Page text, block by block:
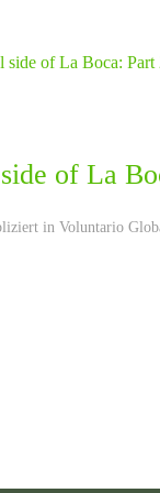
of La
in Voluntario